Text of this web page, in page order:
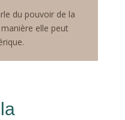
du pouvoir de la
elle peut